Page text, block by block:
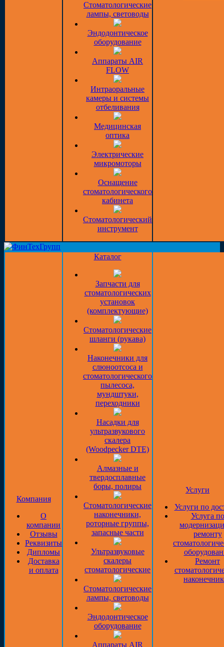
Стоматологические
лампы, световоды
Эндодонтическое
оборудование
Аппараты AIR
FLOW
Интраоральные
камеры и системы
отбеливания
Медицинская
оптика
Электрические
микромоторы
Оснащение
стоматологического
кабинета
Стоматологический
инструмент
Компания
О
компании
Отзывы
Реквизиты
Дипломы
Доставка
и оплата
Каталог
Запчасти для
стоматологических
установок
(комплектующие)
Стоматологические
шланги (рукава)
Наконечники для
слюноотсоса и
стоматологического
пылесоса,
мундштуки,
переходники
Насадки для
ультразвукового
скалера
(Woodpecker DTE)
Алмазные и
твердосплавные
боры, полиры
Стоматологические
наконечники,
роторные группы,
запасные части
Ультразвуковые
скалеры
стоматологические
Стоматологические
лампы, световоды
Эндодонтическое
оборудование
Аппараты AIR
Услуги
Услуги по
Услуга по
ремонту
Ремонт